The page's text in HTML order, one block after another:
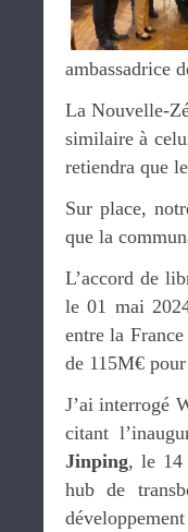
ambassadrice
La Nouvelle-
similaire à
retiendra que
Sur place,
que la
L’accord de
le 01 mai
entre la
de 115M€
J’ai interrogé
citant
Jinping, le 14
hub de